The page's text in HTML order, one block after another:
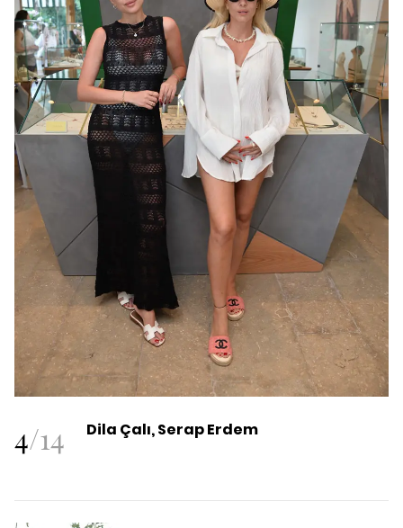
4/14 Dila Çalı, Serap Erdem